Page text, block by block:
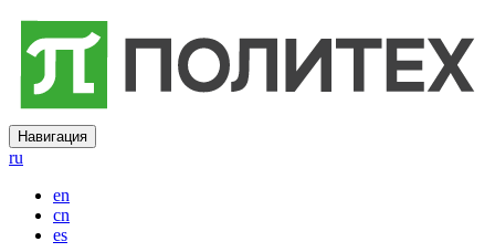
Навигация
ru
en
cn
es